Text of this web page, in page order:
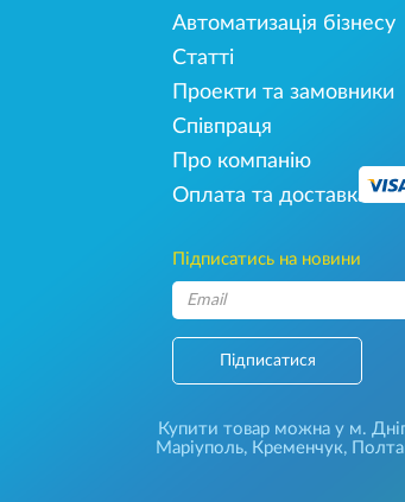
Автоматизація бізнесу
Статті
Проекти та замовники
Співпраця
Про компанію
Оплата та доставка
Підписатись на новини
Підписатися
Купити товар можна у м.
Маріуполь, Кременчук,